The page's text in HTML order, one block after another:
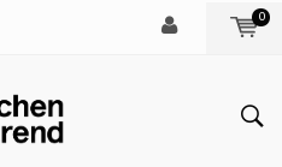
0